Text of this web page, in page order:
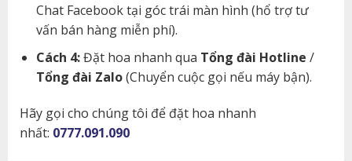
Chat Facebook tại góc trái màn hình (hổ trợ tư
vấn bán hàng miễn phí).
Cách 4:Đặt hoa nhanh qua Tổng đài Hotline /
Tổng đài Zalo(Chuyển cuộc gọi nếu máy bận).
Hãy gọi cho chúng tôi để đặt hoa nhanh
nhất: 0777.091.090